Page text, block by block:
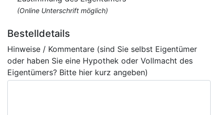
(Online Unterschrift möglich)
Bestelldetails
Hinweise / Kommentare (sind Sie selbst Eigentümer
oder haben Sie eine Hypothek oder Vollmacht des
Eigentümers? Bitte hier kurz angeben)